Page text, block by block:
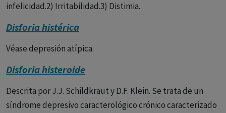
infelicidad.2) Irritabilidad.3) Distimia.
Disforia histérica
Véase depresión atípica.
Disforia histeroide
Descrita por J.J. Schildkraut y D.F. Klein. Se trata de un
síndrome depresivo caracterológico crónico caracterizado